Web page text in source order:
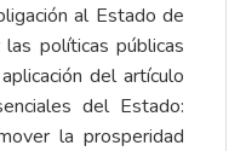
al Estado de
políticas públicas
del artículo
del Estado:
la prosperidad